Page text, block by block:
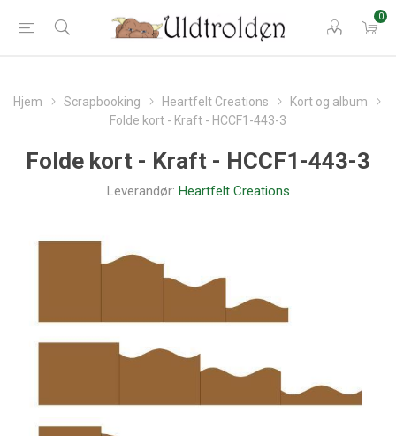
0
Hjem Scrapbooking Heartfelt Creations
Kort og album
Folde kort - Kraft - HCCF1-443-3
Folde kort - Kraft - HCCF1-443-3
Leverandør: Heartfelt Creations